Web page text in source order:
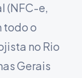
(NFC-e,
todo o
no Rio
Gerais